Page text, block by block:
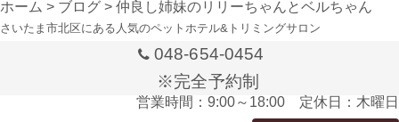
ホーム > ブログ > 仲良し姉妹のリリーちゃんとベルちゃん
さいたま市北区にある人気のペットホテル&トリミングサロン
048-654-0454
※完全予約制
営業時間：9:00～18:00 定休日：木曜日